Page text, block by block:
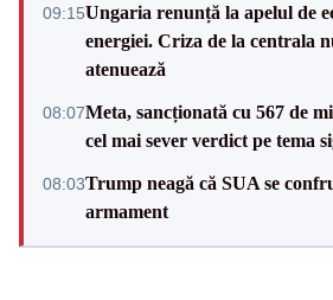
09:15Ungaria renunță la apelul de
energiei. Criza de la centrala
atenuează
08:07Meta, sancționată cu 567 de
cel mai sever verdict pe tema
08:03Trump neagă că SUA se
armament